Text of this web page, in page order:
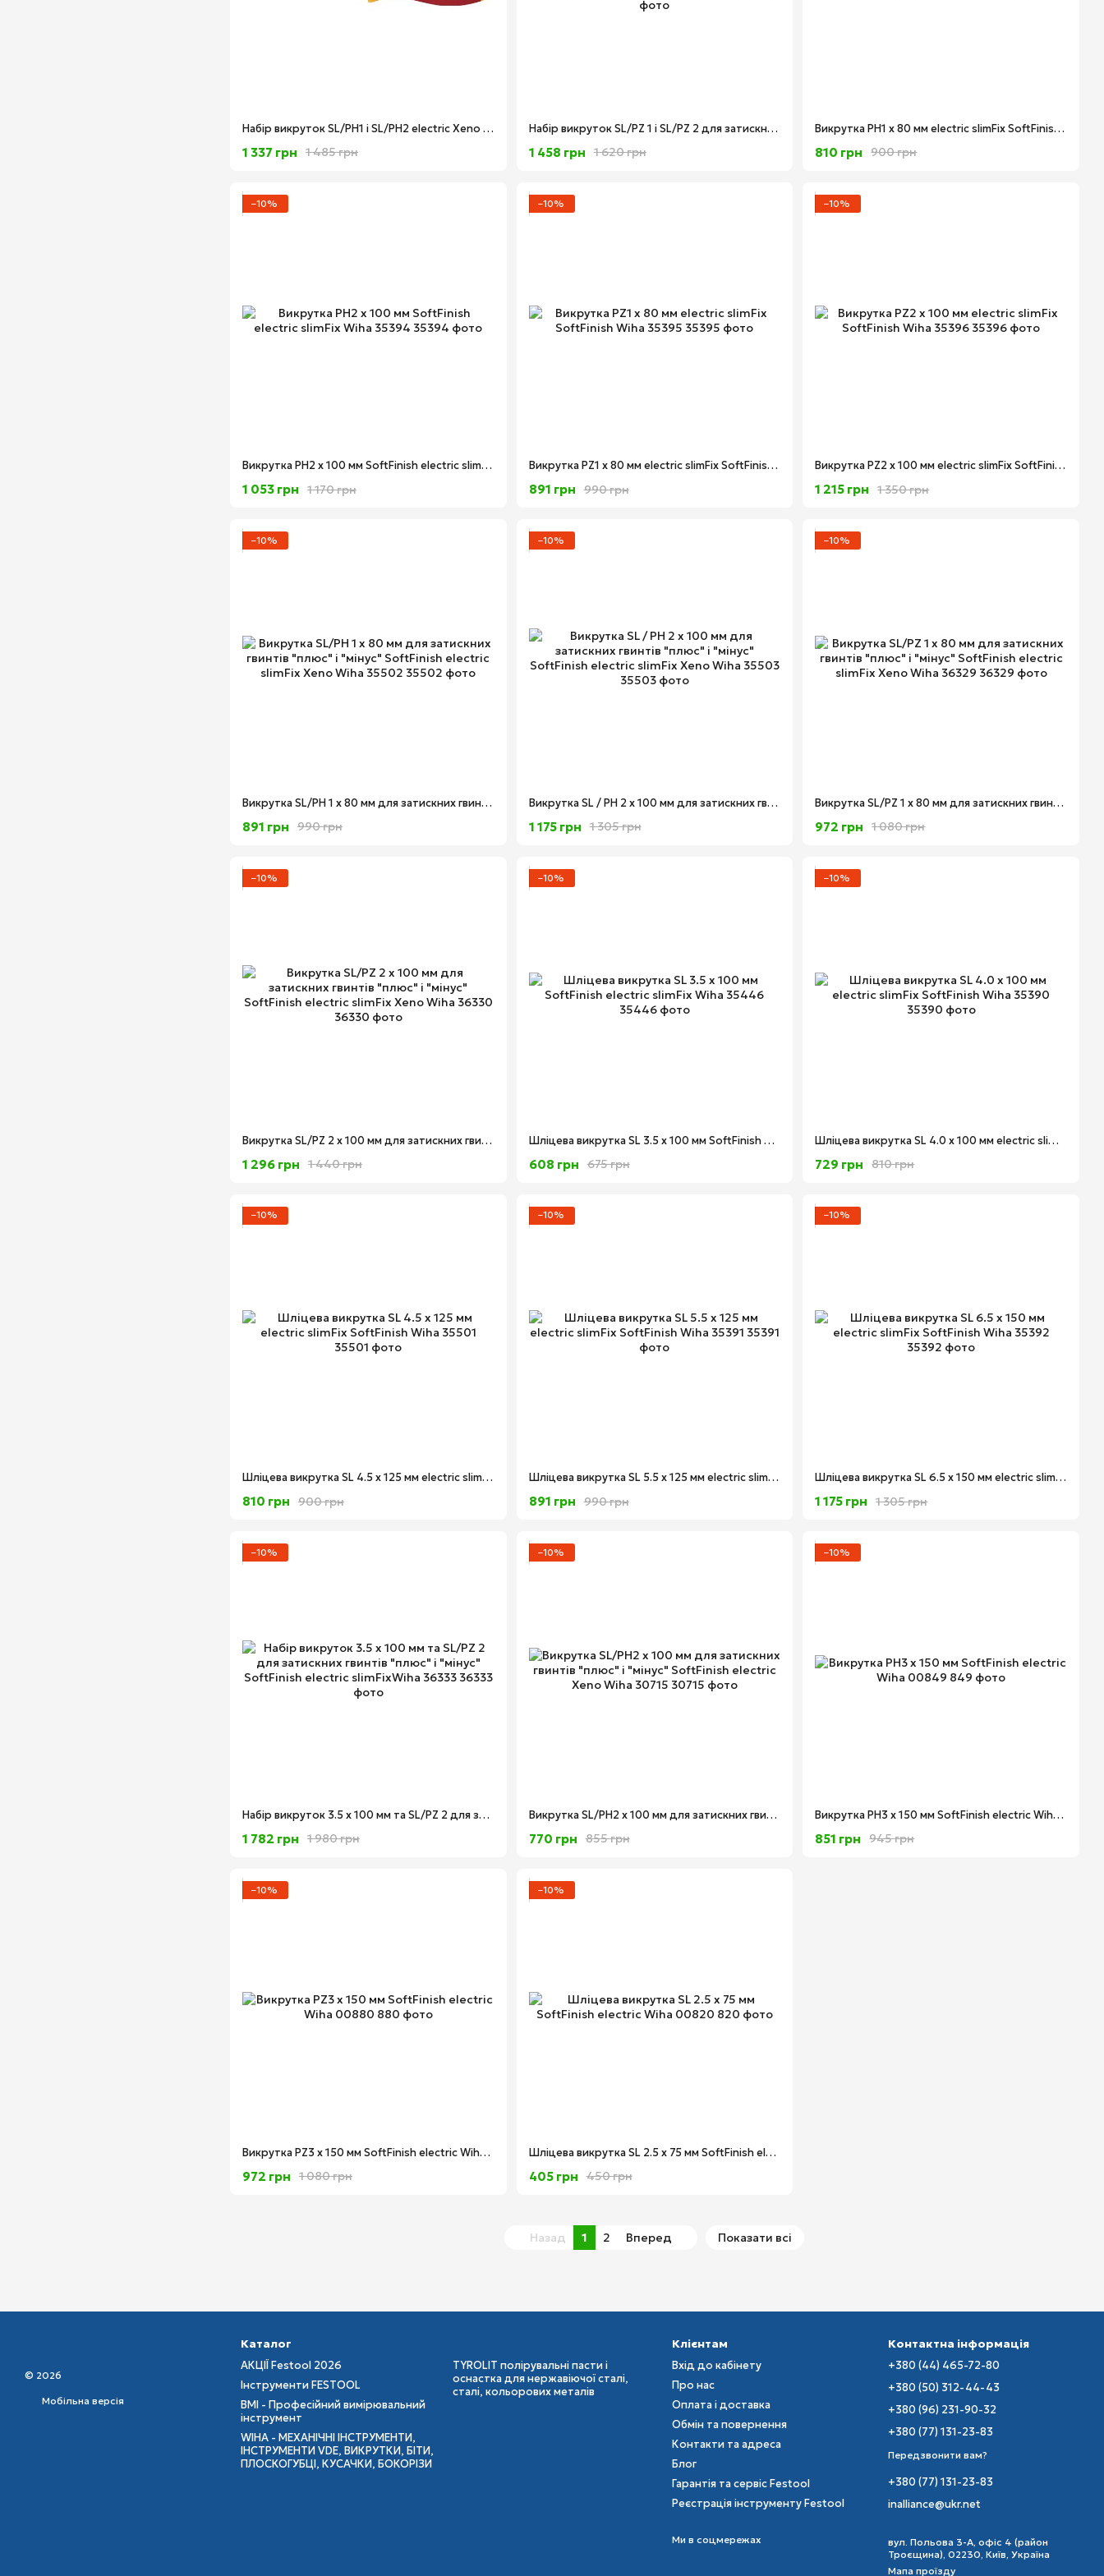
Набір викруток SL/PH1 і SL/PH2 electric Xeno для затискних гвинтів "плюс" і "мінус" SoftFinish Wiha 32281
1 485 грн
1 337 грн
Набір викруток SL/PZ 1 і SL/PZ 2 для затискних гвинтів "плюс" і "мінус" SoftFinish electric Xeno Wiha 32282
1 620 грн
1 458 грн
Викрутка PH1 х 80 мм electric slimFix SoftFinish Wiha 35393
900 грн
810 грн
−10%
Викрутка PH2 х 100 мм SoftFinish electric slimFix Wiha 35394
1 170 грн
1 053 грн
−10%
Викрутка PZ1 х 80 мм electric slimFix SoftFinish Wiha 35395
990 грн
891 грн
−10%
Викрутка PZ2 х 100 мм electric slimFix SoftFinish Wiha 35396
1 350 грн
1 215 грн
−10%
Викрутка SL/PH 1 х 80 мм для затискних гвинтів "плюс" і "мінус" SoftFinish electric slimFix Xeno Wiha 35502
990 грн
891 грн
−10%
Викрутка SL / PH 2 х 100 мм для затискних гвинтів "плюс" і "мінус" SoftFinish electric slimFix Xeno Wiha 35503
1 305 грн
1 175 грн
−10%
Викрутка SL/PZ 1 х 80 мм для затискних гвинтів "плюс" і "мінус" SoftFinish electric slimFix Xeno Wiha 36329
1 080 грн
972 грн
−10%
Викрутка SL/PZ 2 х 100 мм для затискних гвинтів "плюс" і "мінус" SoftFinish electric slimFix Xeno Wiha 36330
1 440 грн
1 296 грн
−10%
Шліцева викрутка SL 3.5 x 100 мм SoftFinish electric slimFix Wiha 35446
675 грн
608 грн
−10%
Шліцева викрутка SL 4.0 x 100 мм electric slimFix SoftFinish Wiha 35390
810 грн
729 грн
−10%
Шліцева викрутка SL 4.5 х 125 мм electric slimFix SoftFinish Wiha 35501
900 грн
810 грн
−10%
Шліцева викрутка SL 5.5 х 125 мм electric slimFix SoftFinish Wiha 35391
990 грн
891 грн
−10%
Шліцева викрутка SL 6.5 x 150 мм electric slimFix SoftFinish Wiha 35392
1 305 грн
1 175 грн
−10%
Набір викруток 3.5 x 100 мм та SL/PZ 2 для затискних гвинтів "плюс" і "мінус" SoftFinish electric slimFixWiha 36333
1 980 грн
1 782 грн
−10%
Викрутка SL/PH2 х 100 мм для затискних гвинтів "плюс" і "мінус" SoftFinish electric Xeno Wiha 30715
855 грн
770 грн
−10%
Викрутка PH3 х 150 мм SoftFinish electric Wiha 00849
945 грн
851 грн
−10%
Викрутка PZ3 х 150 мм SoftFinish electric Wiha 00880
1 080 грн
972 грн
−10%
Шліцева викрутка SL 2.5 x 75 мм SoftFinish electric Wiha 00820
450 грн
405 грн
Назад 1 2 Вперед Показати всі
© 2026
Мобільна версія
Каталог
АКЦІЇ Festool 2026
Інструменти FESTOOL
BMI - Професійний вимірювальний
інструмент
WIHA - МЕХАНІЧНІ ІНСТРУМЕНТИ,
ІНСТРУМЕНТИ VDE, ВИКРУТКИ, БІТИ,
ПЛОСКОГУБЦІ, КУСАЧКИ, БОКОРІЗИ
TYROLIT полірувальні пасти і
оснастка для нержавіючої сталі,
сталі, кольорових металів
Клієнтам
Вхід до кабінету
Про нас
Оплата і доставка
Обмін та повернення
Контакти та адреса
Блог
Гарантія та сервіс Festool
Реєстрація інструменту Festool
Ми в соцмережах
Контактна інформація
+380 (44) 465-72-80
+380 (50) 312-44-43
+380 (96) 231-90-32
+380 (77) 131-23-83
Передзвонити вам?
+380 (77) 131-23-83
inalliance@ukr.net
вул. Польова 3-А, офіс 4 (район
Троєщина), 02230, Київ, Україна
Мапа проїзду